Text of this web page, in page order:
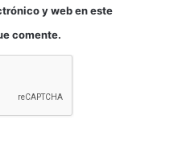
y web en este
comente.